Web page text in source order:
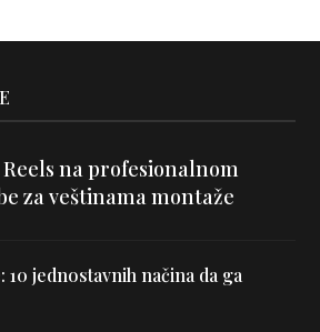
na profesionalnom
za veštinama montaže
10 jednostavnih načina da ga